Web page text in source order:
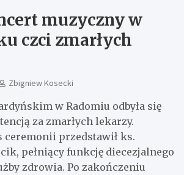
muzyczny w
czci zmarłych
Zbigniew Kosecki
w Radomiu odbyła się
za zmarłych lekarzy.
ceremonii przedstawił ks.
pełniący funkcję diecezjalnego
zdrowia. Po zakończeniu